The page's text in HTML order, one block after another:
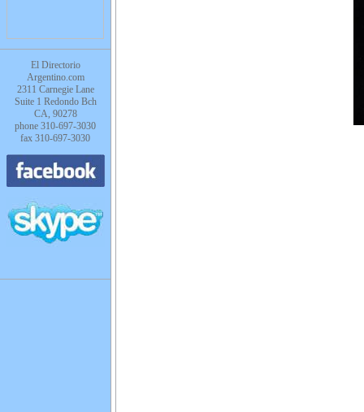
El Directorio
Argentino.com
2311 Carnegie Lane
Suite 1 Redondo Bch
CA, 90278
phone 310-697-3030
fax 310-697-3030